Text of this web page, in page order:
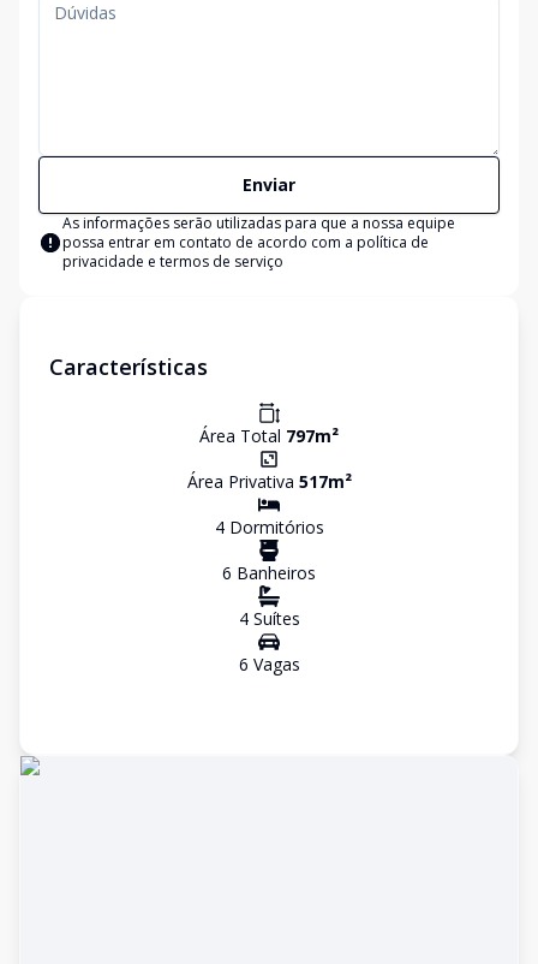
Enviar
As informações serão utilizadas para que a nossa equipe
possa entrar em contato de acordo com a política de
privacidade e termos de serviço
Características
Área Total 797m²
Área Privativa 517m²
4Dormitórios
6 Banheiros
4Suítes
6 Vagas